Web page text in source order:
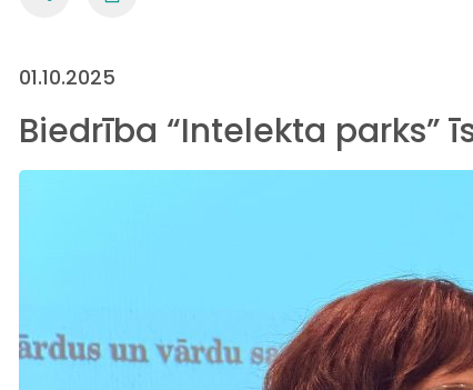
01.10.2025
Biedrība “Intelekta parks”